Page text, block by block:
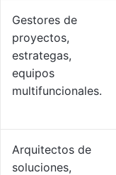
Gestores de
proyectos,
estrategas,
equipos
multifuncionales.
Arquitectos de
soluciones,